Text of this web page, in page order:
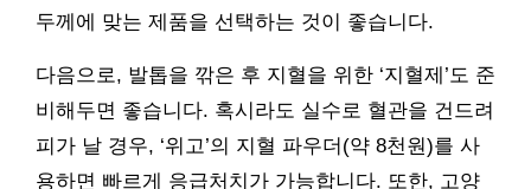
두께에 맞는 제품을 선택하는 것이 좋습니다.
다음으로, 발톱을 깎은 후 지혈을 위한 ‘지혈제’도 준
비해두면 좋습니다. 혹시라도 실수로 혈관을 건드려
피가 날 경우, ‘위고’의 지혈 파우더(약 8천원)를 사
용하면 빠르게 응급처치가 가능합니다. 또한, 고양